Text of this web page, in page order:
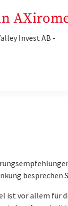
Invest AB -
ist vor allem für